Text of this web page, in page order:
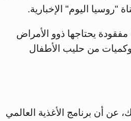
يحتاجها ذوو الأمراض
من حليب الأطفال
أن برنامج الأغذية العالمي